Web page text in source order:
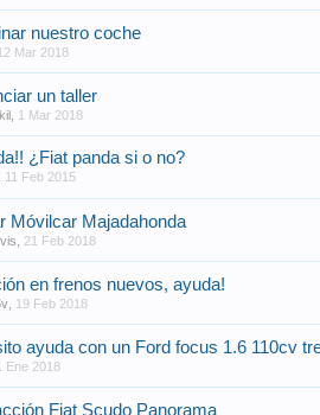
nuestro coche
Mar 2018
un taller
1 Mar 2018
¿Fiat panda si o no?
11 Feb 2015
Móvilcar Majadahonda
21 Feb 2018
en frenos nuevos, ayuda!
19 Feb 2018
ayuda con un Ford focus 1.6 110cv
Ene 2018
Fiat Scudo Panorama